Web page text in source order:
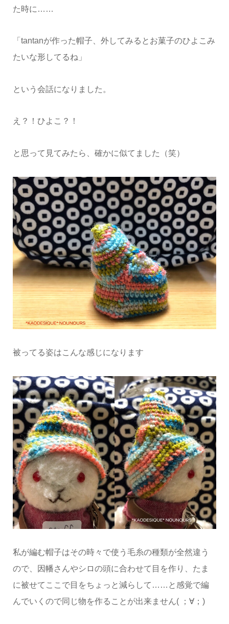
た時に……
「tantanが作った帽子、外してみるとお菓子のひよこみ
たいな形してるね」
という会話になりました。
え？！ひよこ？！
と思って見てみたら、確かに似てました（笑）
被ってる姿はこんな感じになります
私が編む帽子はその時々で使う毛糸の種類が全然違う
ので、因幡さんやシロの頭に合わせて目を作り、たま
に被せてここで目をちょっと減らして……と感覚で編
んでいくので同じ物を作ることが出来ません( ；∀；)